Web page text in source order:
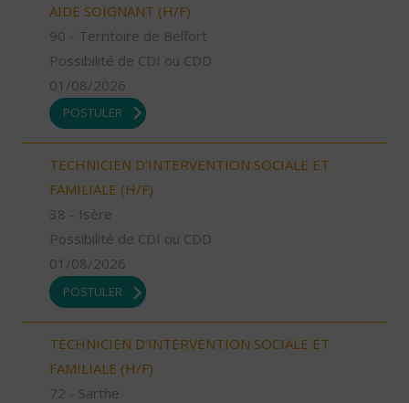
AIDE SOIGNANT (H/F)
90 - Territoire de Belfort
Possibilité de CDI ou CDD
01/08/2026
POSTULER
TECHNICIEN D’INTERVENTION SOCIALE ET
FAMILIALE (H/F)
38 - Isère
Possibilité de CDI ou CDD
01/08/2026
POSTULER
TECHNICIEN D’INTERVENTION SOCIALE ET
FAMILIALE (H/F)
72 - Sarthe